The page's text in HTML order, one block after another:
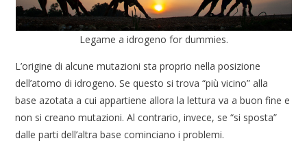
Legame a idrogeno for dummies.
L’origine di alcune mutazioni sta proprio nella posizione
dell’atomo di idrogeno. Se questo si trova “più vicino” alla
base azotata a cui appartiene allora la lettura va a buon fine e
non si creano mutazioni. Al contrario, invece, se “si sposta”
dalle parti dell’altra base cominciano i problemi.